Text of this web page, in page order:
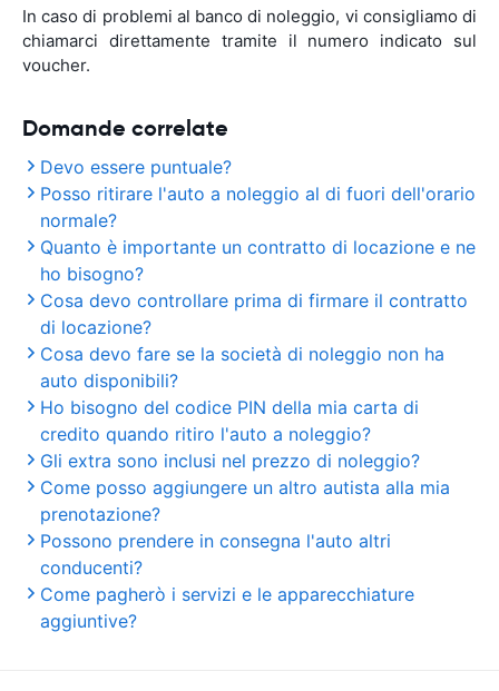
In caso di problemi al banco di noleggio, vi consigliamo di
chiamarci direttamente tramite il numero indicato sul
voucher.
Domande correlate
Devo essere puntuale?
Posso ritirare l'auto a noleggio al di fuori dell'orario
normale?
Quanto è importante un contratto di locazione e ne
ho bisogno?
Cosa devo controllare prima di firmare il contratto
di locazione?
Cosa devo fare se la società di noleggio non ha
auto disponibili?
Ho bisogno del codice PIN della mia carta di
credito quando ritiro l'auto a noleggio?
Gli extra sono inclusi nel prezzo di noleggio?
Come posso aggiungere un altro autista alla mia
prenotazione?
Possono prendere in consegna l'auto altri
conducenti?
Come pagherò i servizi e le apparecchiature
aggiuntive?